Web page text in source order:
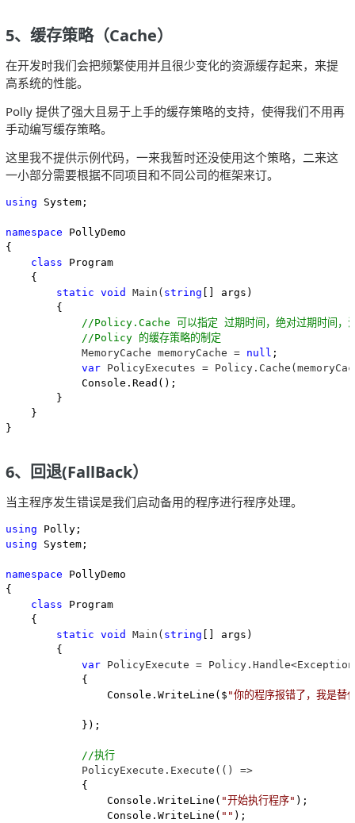
5、缓存策略（Cache）
在开发时我们会把频繁使用并且很少变化的资源缓存起来，来提
高系统的性能。
Polly 提供了强大且易于上手的缓存策略的支持，使得我们不用再
手动编写缓存策略。
这里我不提供示例代码，一来我暂时还没使用这个策略，二来这
一小部分需要根据不同项目和不同公司的框架来订。
using System;
namespace PollyDemo
{
class Program
    {
static void Main( string [] args)
        {
//Policy.Cache 可以指定 过期时间，绝对过期时间，
//Policy 的缓存策略的制定
            MemoryCache memoryCache =
null ;
var PolicyExecutes =
            Console.Read();
        }
    }
}
6、回退(FallBack）
当主程序发生错误是我们启动备用的程序进行程序处理。
using
using System;
namespace PollyDemo
{
class Program
    {
static void Main( string [] args)
        {
var PolicyExecute =
            {
                Console.WriteLine($
"你的程序报错了，我是替
            });
//执行
            PolicyExecute.Execute(() =>
            {
                Console.WriteLine(
"开始执行程序" );
                Console.WriteLine(
"" );